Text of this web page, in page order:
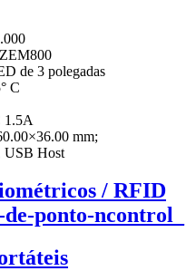
de 3 polegadas
C
1.5A
mm;
USB Host
/ RFID